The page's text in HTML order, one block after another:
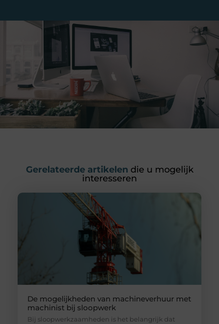
Gerelateerde artikelen die u mogelijk
interesseren
De mogelijkheden van machineverhuur met
machinist bij sloopwerk
Bij sloopwerkzaamheden is het belangrijk dat